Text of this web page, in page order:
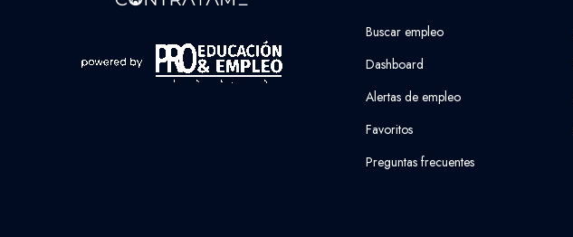
Buscar empleo
Dashboard
Alertas de empleo
Favoritos
Preguntas frecuentes